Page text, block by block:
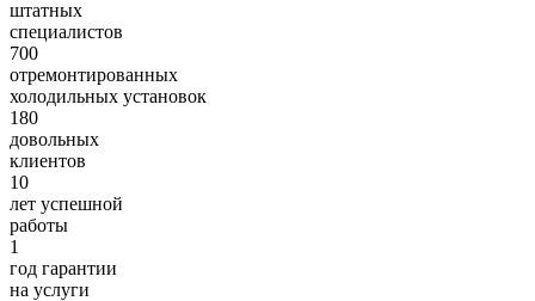
штатных
специалистов
700
отремонтированных
холодильных установок
180
довольных
клиентов
10
лет успешной
работы
1
год гарантии
на услуги